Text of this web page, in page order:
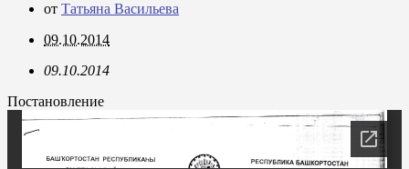
от Татьяна Васильева
09.10.2014
09.10.2014
Постановление